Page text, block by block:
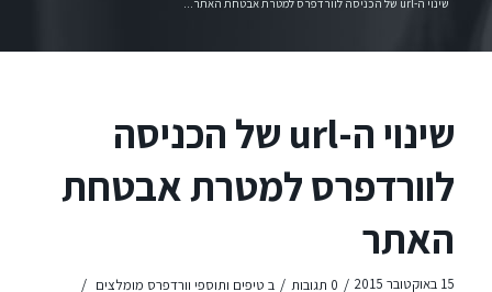
שינוי ה-url של הכניסה לוורדפרס למטרת אבטחת האתר...
שינוי ה-url של הכניסה
לוורדפרס למטרת אבטחת
האתר
15 באוקטובר 2015 / 0 תגובות / ב טיפים ותוספי וורדפרס מומלצים /